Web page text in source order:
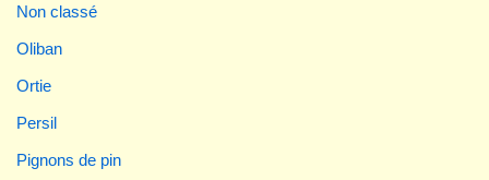
Non classé
Oliban
Ortie
Persil
Pignons de pin